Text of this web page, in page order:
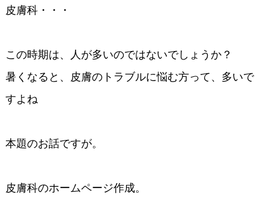
皮膚科・・・
この時期は、人が多いのではないでしょうか？
暑くなると、皮膚のトラブルに悩む方って、多いで
すよね
本題のお話ですが。
皮膚科のホームページ作成。